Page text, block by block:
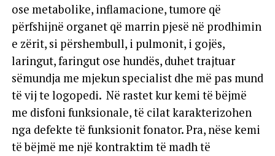
ose metabolike, inflamacione, tumore që
përfshijnë organet që marrin pjesë në prodhimin
e zërit, si përshembull, i pulmonit, i gojës,
laringut, faringut ose hundës, duhet trajtuar
sëmundja me mjekun specialist dhe më pas mund
të vij te logopedi. Në rastet kur kemi të bëjmë
me disfoni funksionale, të cilat karakterizohen
nga defekte të funksionit fonator. Pra, nëse kemi
të bëjmë me një kontraktim të madh të